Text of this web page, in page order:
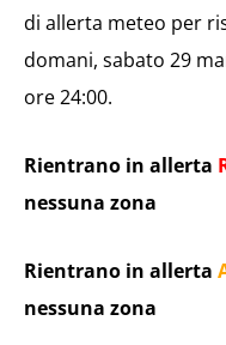
di allerta meteo per
domani, sabato 29
ore 24:00.
Rientrano in allerta
nessuna zona
Rientrano in allerta
nessuna zona